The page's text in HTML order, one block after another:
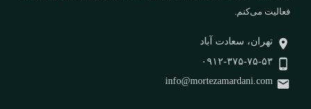
فعالیت می‌کنم.
تهران، سعادت آباد
۰۹۱۲-۳۷۵-۷۵-۵۳
info@mortezamardani.com